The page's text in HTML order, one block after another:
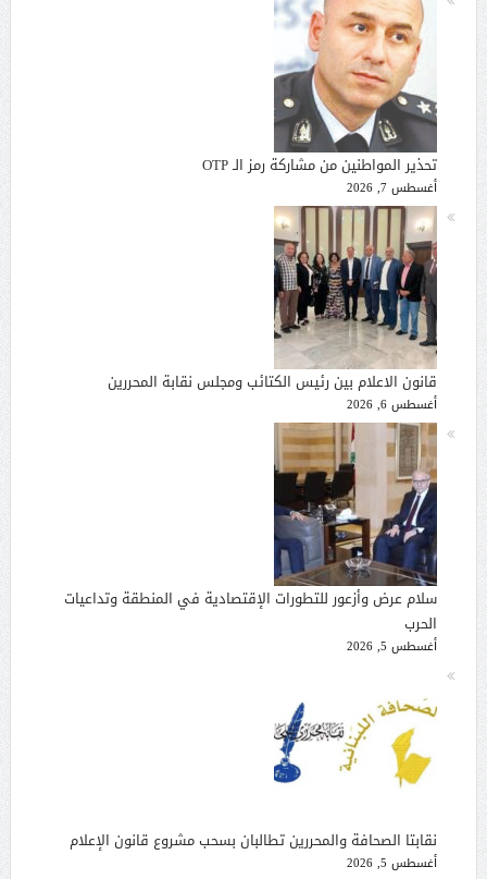
تحذير المواطنين من مشاركة رمز الـ OTP
أغسطس 7, 2026
قانون الاعلام بين رئيس الكتائب ومجلس نقابة المحررين
أغسطس 6, 2026
سلام عرض وأزعور للتطورات الإقتصادية في المنطقة وتداعيات
الحرب
أغسطس 5, 2026
نقابتا الصحافة والمحررين تطالبان بسحب مشروع قانون الإعلام
أغسطس 5, 2026